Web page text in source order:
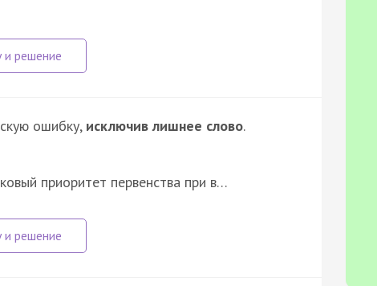
ошибку, исключив лишнее слово.
приоритет первенства при в…